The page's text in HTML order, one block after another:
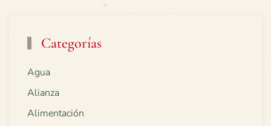
Categorías
Agua
Alianza
Alimentación